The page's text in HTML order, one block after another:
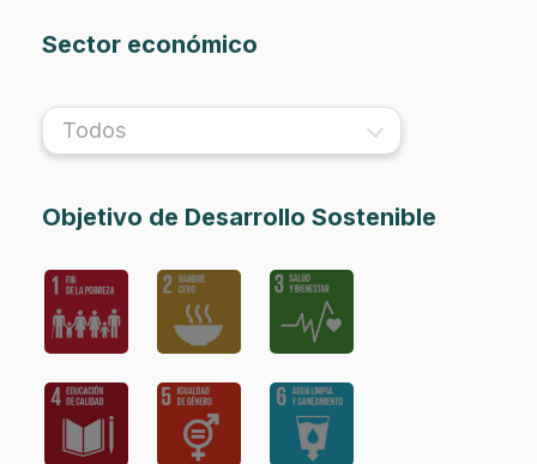
Sector económico
Todos
Objetivo de Desarrollo Sostenible